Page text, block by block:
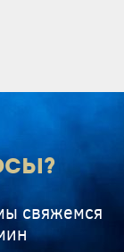
свяжемся